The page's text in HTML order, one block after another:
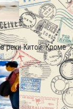
реки Китой. Кроме